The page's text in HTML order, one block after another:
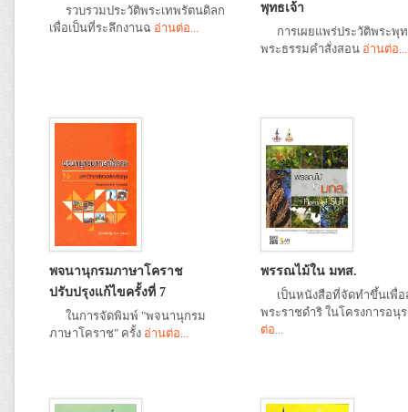
รวบรวมประวัติพระเทพรัตนดิลก
เพื่อเป็นที่ระลึกงานฉ อ่านต่อ...
พุทธเจ้า
การเผยแพร่ประวัติพระพุท
พระธรรมคำสั่งสอน อ่านต่อ...
พจนานุกรมภาษาโคราช
ปรับปรุงแก้ไขครั้งที่ 7
ในการจัดพิมพ์ "พจนานุกรม
ภาษาโคราช" ครั้ง อ่านต่อ...
พรรณไม้ใน มทส.
เป็นหนังสือที่จัดทำขึ้นเพื่อ
พระราชดำริ ในโครงการอนุ
ต่อ...